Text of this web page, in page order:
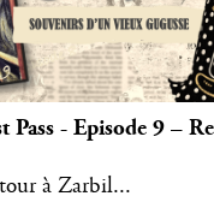
Pass - Episode 9 –
à Zarbil...